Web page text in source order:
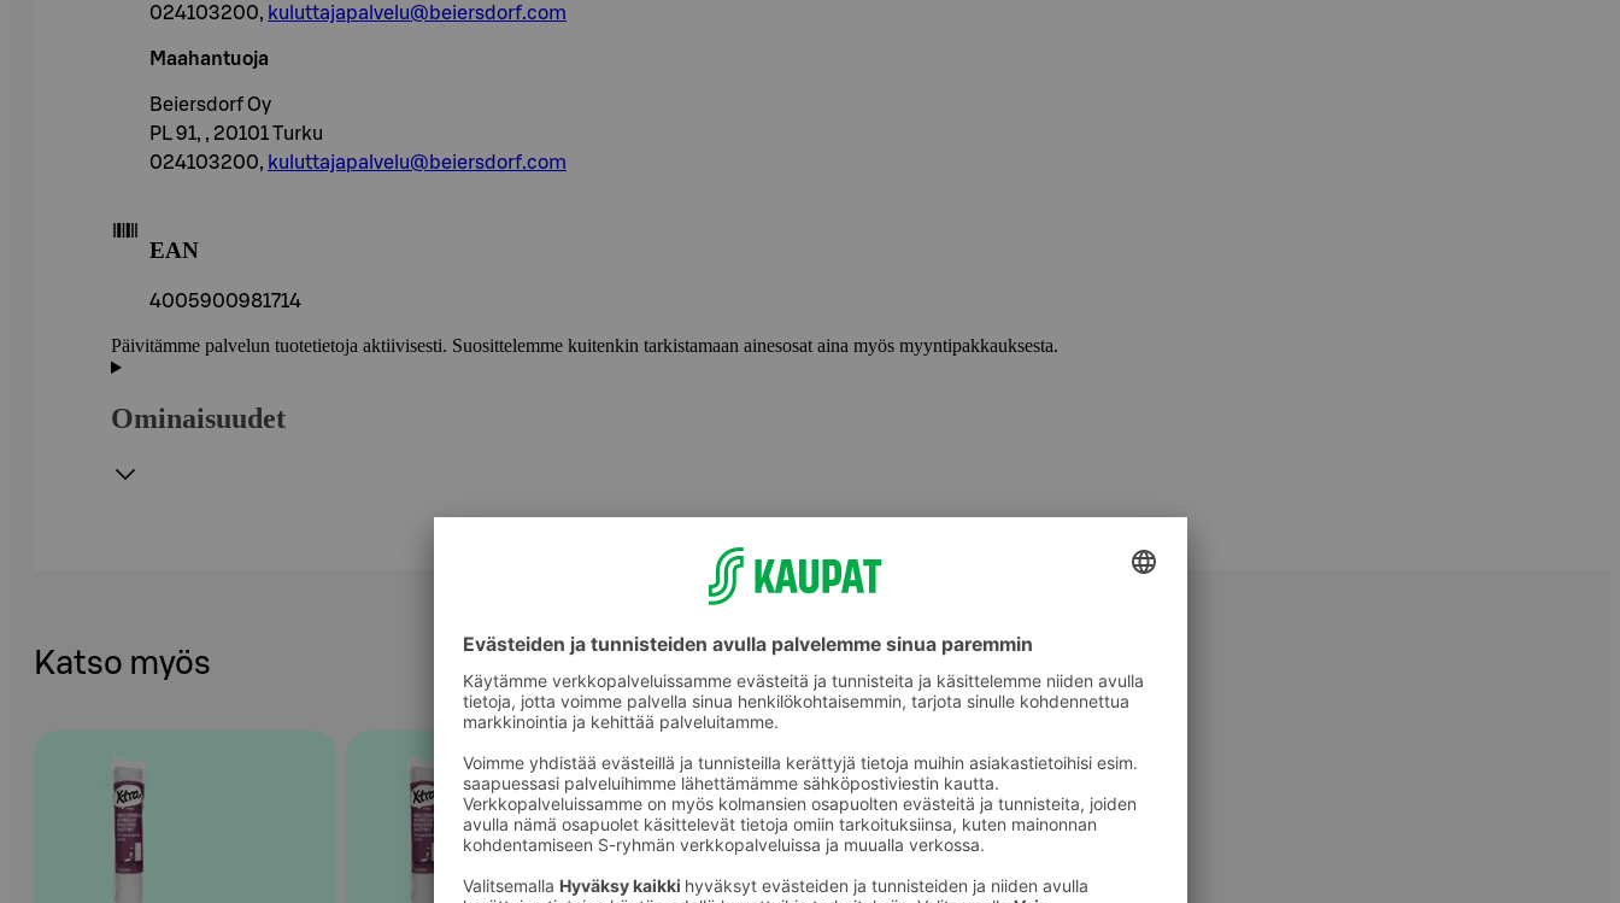
024103200, kuluttajapalvelu@beiersdorf.com
Maahantuoja
Beiersdorf Oy
PL 91, , 20101 Turku
024103200, kuluttajapalvelu@beiersdorf.com
EAN
4005900981714
Päivitämme palvelun tuotetietoja aktiivisesti. Suosittelemme kuitenkin tarkistamaan ainesosat aina myös myyntipakkauksesta.
Ominaisuudet
Katso myös